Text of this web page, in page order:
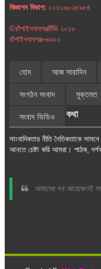
বিজ্ঞাপন বিভাগ: ০১৩১৬০২৫৯৮৪
©চাঁপাইনবাবগঞ্জটিভি ২০১৮
চাঁপাইনবাবগঞ্জ-৬৩০০
হোম আজ সারাদিন
সংগঠন সংবাদ মুক্তমত
সংবাদ ভিডিও কথা
সাংবাদিকতার নীতি নৈতিকতাকে
আনতে চেষ্টা করি আমরা। পাঠক,
আমাদের সব আয়োজনই